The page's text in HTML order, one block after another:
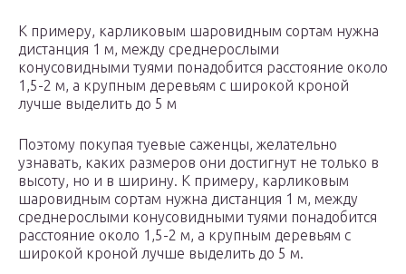
К примеру, карликовым шаровидным сортам нужна
дистанция 1 м, между среднерослыми
конусовидными туями понадобится расстояние около
1,5-2 м, а крупным деревьям с широкой кроной
лучше выделить до 5 м
Поэтому покупая туевые саженцы, желательно
узнавать, каких размеров они достигнут не только в
высоту, но и в ширину. К примеру, карликовым
шаровидным сортам нужна дистанция 1 м, между
среднерослыми конусовидными туями понадобится
расстояние около 1,5-2 м, а крупным деревьям с
широкой кроной лучше выделить до 5 м.